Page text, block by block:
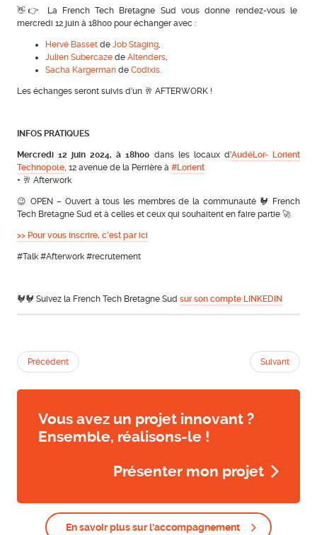
👋👉 La French Tech Bretagne Sud vous donne rendez-vous le
mercredi 12 juin à 18h00 pour échanger avec :
Hervé Basset de Job Staging,
Julien Subercaze de AItenders,
Sacha Kargermande Codixis.
Les échanges seront suivis d’un 🥂 AFTERWORK !
INFOS PRATIQUES
Mercredi 12 juin 2024,à 18h00 dans les locaux d’AudéLor- Lorient
Technopole, 12 avenue de la Perrière à #Lorient
+ 🥂 Afterwork
😉 OPEN – Ouvert à tous les membres de la communauté 🐓 French
Tech Bretagne Sud et à celles et ceux qui souhaitent en faire partie 🚀
>> Pour vous inscrire, c’est par ici
#Talk #Afterwork #recrutement
🐓🐓 Suivez la French Tech Bretagne Sud sur son compte LINKEDIN
Précédent Suivant
Vous avez un projet innovant ?
Ensemble, réalisons-le !
Présenter mon projet
En savoir plus sur l'accompagnement